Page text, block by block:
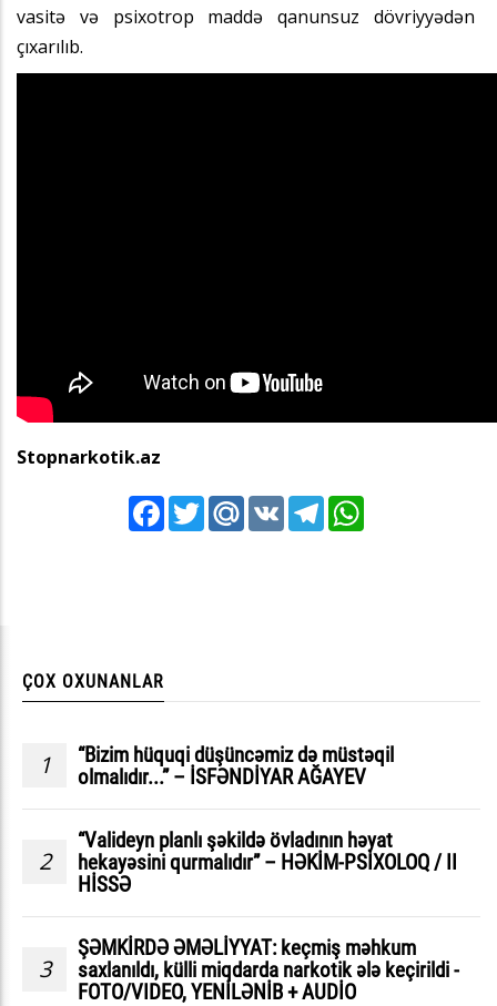
vasitə və psixotrop maddə qanunsuz dövriyyədən
çıxarılıb.
Stopnarkotik.az
FacebookTwitterMail.RuVK Telegram
ÇOX OXUNANLAR
1
“Bizim hüquqi düşüncəmiz də müstəqil
olmalıdır...” – İSFƏNDİYAR AĞAYEV
2
“Valideyn planlı şəkildə övladının həyat
hekayəsini qurmalıdır” – HƏKİM-PSİXOLOQ / II
HİSSƏ
3
ŞƏMKİRDƏ ƏMƏLİYYAT: keçmiş məhkum
saxlanıldı, külli miqdarda narkotik ələ keçirildi -
FOTO/VIDEO, YENİLƏNİB + AUDİO